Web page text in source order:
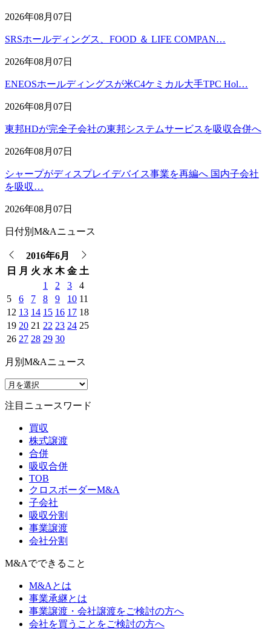
2026年08月07日
SRSホールディングス、FOOD ＆ LIFE COMPAN…
2026年08月07日
ENEOSホールディングスが米C4ケミカル大手TPC Hol…
2026年08月07日
東邦HDが完全子会社の東邦システムサービスを吸収合併へ
2026年08月07日
シャープがディスプレイデバイス事業を再編へ 国内子会社
を吸収…
2026年08月07日
日付別M&Aニュース
2016年6月
日
月 火 水 木 金 土
1
2 3
4
5
6 7 8 9 10 11
12 13 14 15 16 17 18
19 20 21 22 23 24 25
26 27 28 29 30
月別M&Aニュース
注目ニュースワード
買収
株式譲渡
合併
吸収合併
TOB
クロスボーダーM&A
子会社
吸収分割
事業譲渡
会社分割
M&Aでできること
M&Aとは
事業承継とは
事業譲渡・会社譲渡をご検討の方へ
会社を買うことをご検討の方へ